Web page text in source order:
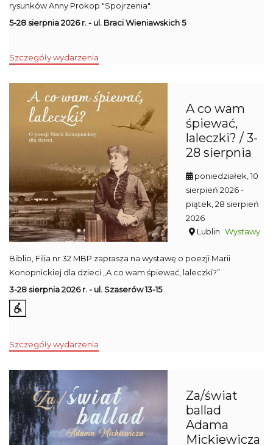
rysunków Anny Prokop "Spojrzenia".
5-28 sierpnia 2026 r. - ul. Braci Wieniawskich 5
Szczegóły wydarzenia
A co wam
śpiewać,
laleczki? / 3-
28 sierpnia
poniedziałek, 10
sierpień 2026-
piątek, 28 sierpień
2026
Lublin Wystawy
Biblio, Filia nr 32 MBP zaprasza na wystawę o poezji Marii
Konopnickiej dla dzieci „A co wam śpiewać, laleczki?”
3-28 sierpnia 2026 r. - ul. Szaserów 13-15
Szczegóły wydarzenia
Za/świat
ballad
Adama
Mickiewicza